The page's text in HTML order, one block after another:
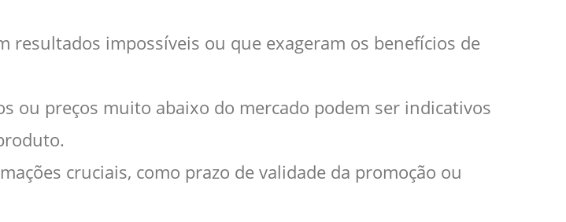
resultados impossíveis ou que exageram os benefícios de
ou preços muito abaixo do mercado podem ser indicativos
cruciais, como prazo de validade da promoção ou